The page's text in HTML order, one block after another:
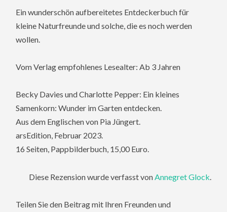
Ein wunderschön aufbereitetes Entdeckerbuch für
kleine Naturfreunde und solche, die es noch werden
wollen.
Vom Verlag empfohlenes Lesealter: Ab 3 Jahren
Becky Davies und Charlotte Pepper: Ein kleines
Samenkorn: Wunder im Garten entdecken.
Aus dem Englischen von Pia Jüngert.
arsEdition, Februar 2023.
16 Seiten, Pappbilderbuch, 15,00 Euro.
Diese Rezension wurde verfasst von Annegret Glock
Teilen Sie den Beitrag mit Ihren Freunden und